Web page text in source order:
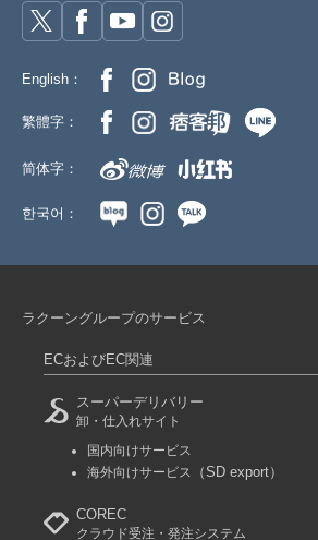
English：
繁體字：
简体字：
한국어：
ラクーングループのサービス
ECおよびEC関連
スーパーデリバリー
卸・仕入れサイト
国内向けサービス
海外向けサービス
（SD export）
COREC
クラウド受注・発注システム